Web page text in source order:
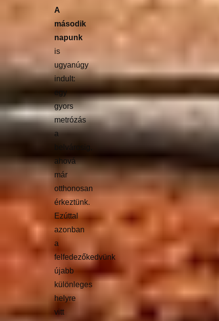
A
második
napunk
is
ugyanúgy
indult:
egy
gyors
metrózás
a
belvárosig,
ahová
már
otthonosan
érkeztünk.
Ezúttal
azonban
a
felfedezőkedvünk
újabb
különleges
helyre
vitt